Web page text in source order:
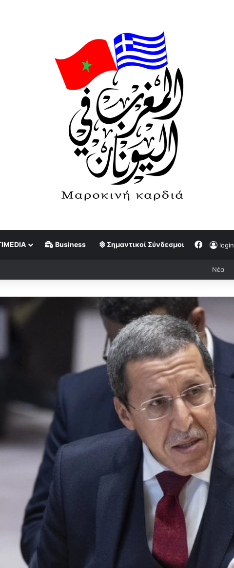
Business Σημαντικοί Σύνδεσμοι login
Νέα